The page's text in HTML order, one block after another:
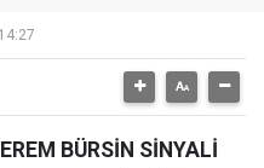
BÜRSİN SİNYALİ